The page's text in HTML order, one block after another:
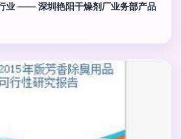
业 —— 深圳艳阳干燥剂厂业务部产品